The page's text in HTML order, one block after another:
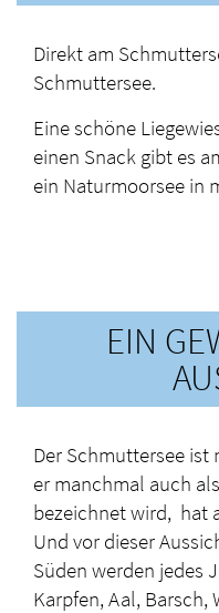
Direkt am
Schmuttersee.
Eine schöne
einen Snack gibt es
ein Naturmoorsee in
EIN
Der Schmuttersee ist
er manchmal auch
bezeichnet wird, hat
Und vor dieser
Süden werden jedes
Karpfen, Aal, Barsch,